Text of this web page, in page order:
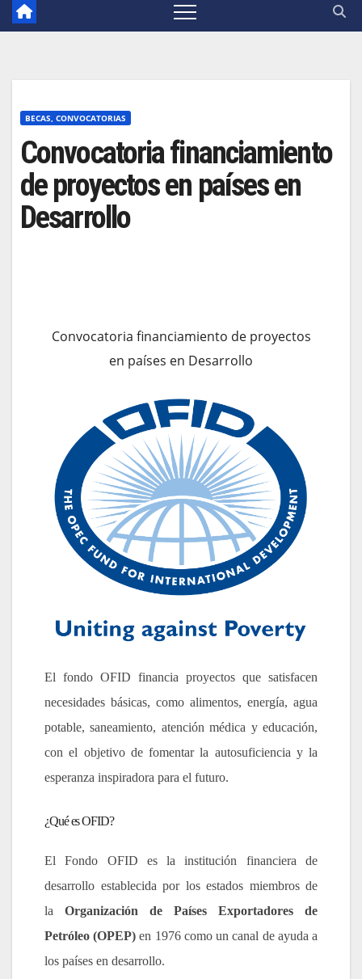
BECAS, CONVOCATORIAS
Convocatoria financiamiento
de proyectos en países en
Desarrollo
Convocatoria financiamiento de proyectos
en países en Desarrollo
El fondo OFID financia proyectos que satisfacen
necesidades básicas, como alimentos, energía, agua
potable, saneamiento, atención médica y educación,
con el objetivo de fomentar la autosuficiencia y la
esperanza inspiradora para el futuro.
¿Qué es OFID?
El Fondo OFID es la institución financiera de
desarrollo establecida por los estados miembros de
la Organización de Países Exportadores de
Petróleo (OPEP) en 1976 como un canal de ayuda a
los países en desarrollo.